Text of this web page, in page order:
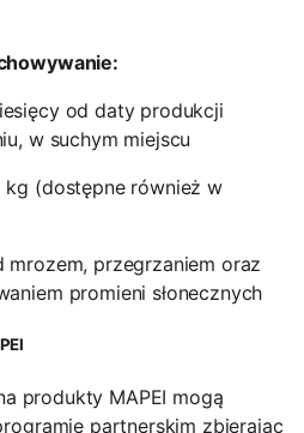
od daty produkcji
w suchym miejscu
kg (dostępne również w
mrozem, przegrzaniem oraz
promieni słonecznych
produkty MAPEI mogą
partnerskim zbierając